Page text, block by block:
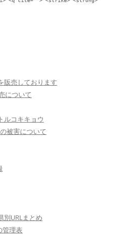
販売しております
について
ルコキキョウ
被害について
別URLまとめ
管理表